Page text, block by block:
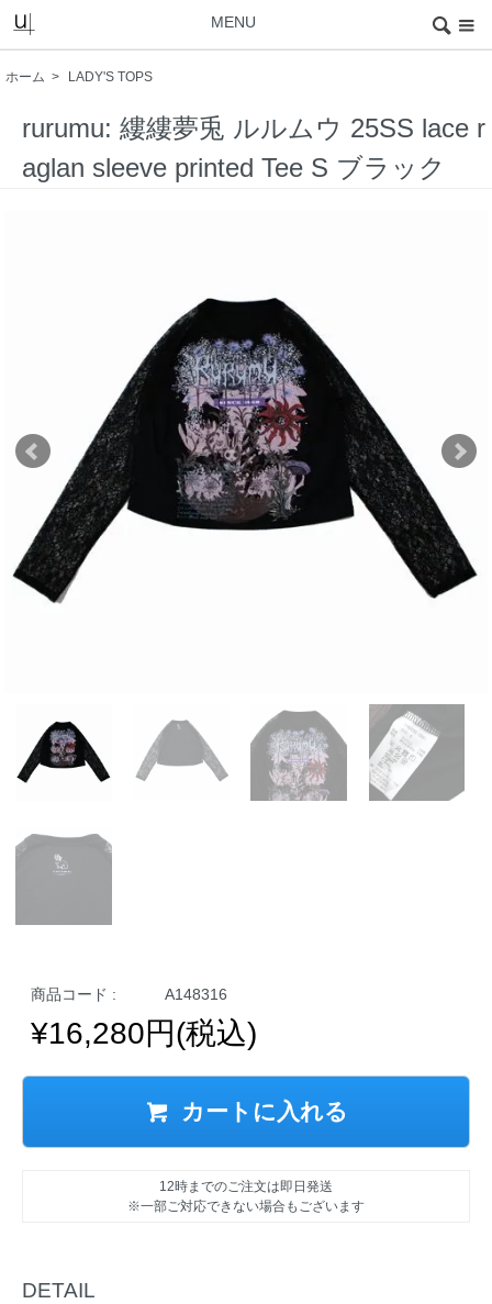
MENU
ホーム > LADY'S TOPS
rurumu: 縷縷夢兎 ルルムウ 25SS lace r
aglan sleeve printed Tee S ブラック
商品コード : A148316
¥16,280円(税込)
カートに入れる
12時までのご注文は即日発送
※一部ご対応できない場合もございます
DETAIL